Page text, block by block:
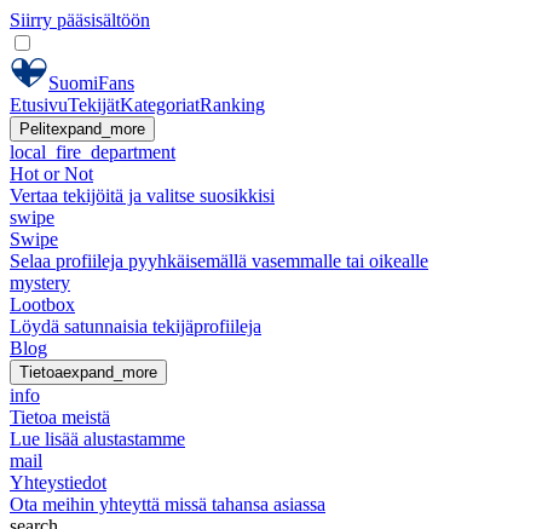
Siirry pääsisältöön
SuomiFans
EtusivuTekijätKategoriatRanking
Pelitexpand_more
local_fire_department
Hot or Not
Vertaa tekijöitä ja valitse suosikkisi
swipe
Swipe
Selaa profiileja pyyhkäisemällä vasemmalle tai oikealle
mystery
Lootbox
Löydä satunnaisia tekijäprofiileja
Blog
Tietoaexpand_more
info
Tietoa meistä
Lue lisää alustastamme
mail
Yhteystiedot
Ota meihin yhteyttä missä tahansa asiassa